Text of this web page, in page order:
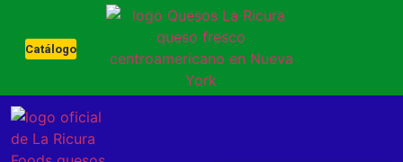
Catálogo